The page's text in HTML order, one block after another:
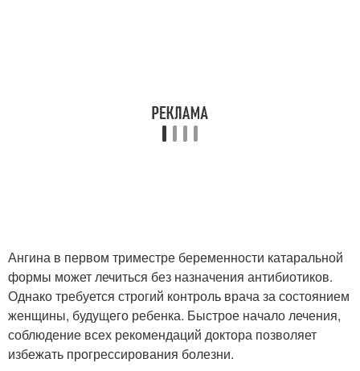
Ангина в первом триместре беременности катаральной
формы может лечиться без назначения антибиотиков.
Однако требуется строгий контроль врача за состоянием
женщины, будущего ребенка. Быстрое начало лечения,
соблюдение всех рекомендаций доктора позволяет
избежать прогрессирования болезни.